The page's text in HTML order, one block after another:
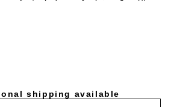
shipping available